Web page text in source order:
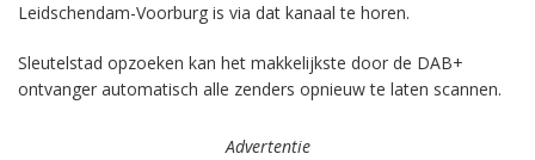
Leidschendam-Voorburg is via dat kanaal te horen.
Sleutelstad opzoeken kan het makkelijkste door de DAB+
ontvanger automatisch alle zenders opnieuw te laten scannen.
Advertentie